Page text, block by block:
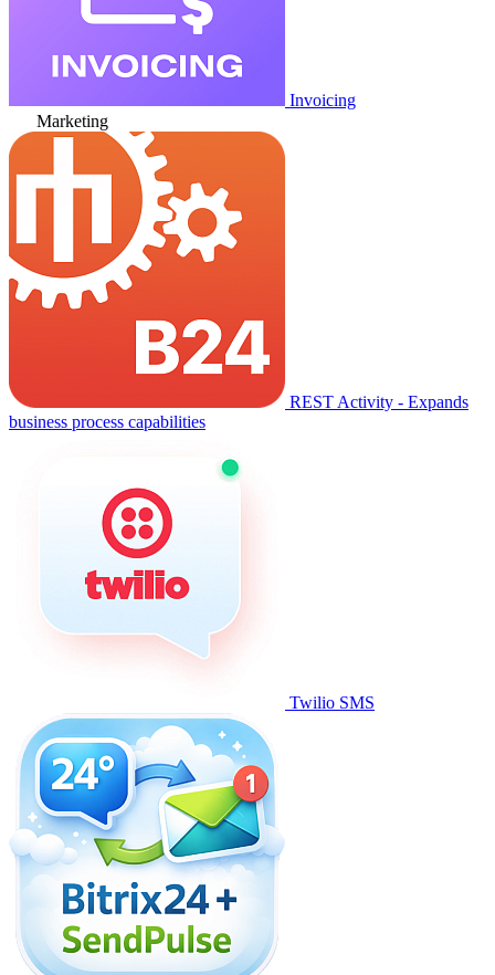
Invoicing
Marketing
REST Activity - Expands
business process capabilities
Twilio SMS